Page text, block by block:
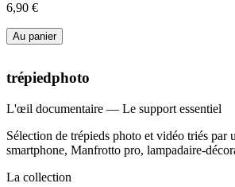
6,90 €
Au panier
trépiedphoto
L'œil documentaire — Le support essentiel
Sélection de trépieds photo et vidéo triés par
smartphone, Manfrotto pro, lampadaire-
La collection